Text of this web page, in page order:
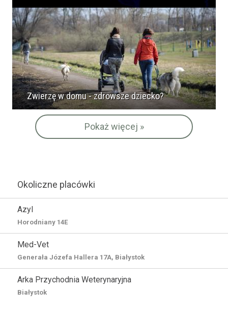
Zwierzę w domu - zdrowsze dziecko?
Pokaż więcej »
Okoliczne placówki
Azyl
Horodniany 14E
Med-Vet
Generała Józefa Hallera 17A, Białystok
Arka Przychodnia Weterynaryjna
Białystok